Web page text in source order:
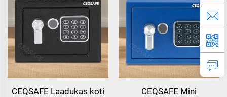
CEQSAFE Laadukas koti
CEQSAFE Mini